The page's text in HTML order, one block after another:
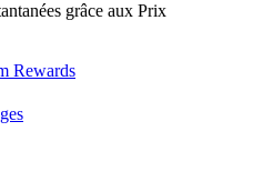
grâce aux Prix
Rewards